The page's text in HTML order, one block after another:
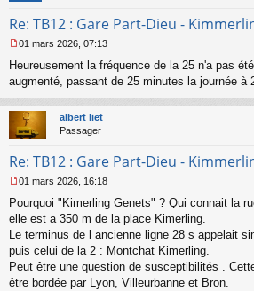
Re: TB12 : Gare Part-Dieu -
e
s
a
g
e
o
l
u
01 mars 2026, 07:13
Heureusement la fréquence de la 25 n'a pas
augmenté, passant de 25 minutes la journée à
albert liet
Passager
Re: TB12 : Gare Part-Dieu -
e
s
s
a
g
e
n
01 mars 2026, 16:18
Pourquoi "Kimerling Genets" ? Qui connait la
elle est a 350 m de la place Kimerling.
Le terminus de l ancienne ligne 28 s appelait
puis celui de la 2 : Montchat Kimerling.
Peut être une question de susceptibilités .
être bordée par Lyon, Villeurbanne et Bron.